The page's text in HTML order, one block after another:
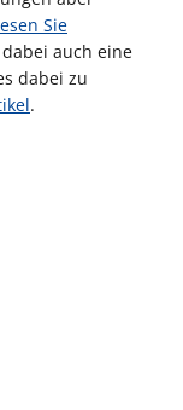
Sie
auch eine
dabei zu
.